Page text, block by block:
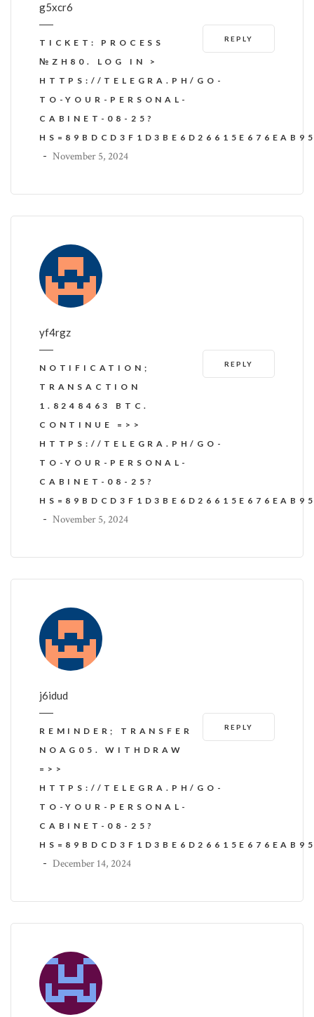
g5xcr6
REPLY
TICKET: PROCESS
№ZH80. LOG IN >
HTTPS://TELEGRA.PH/GO-
TO-YOUR-PERSONAL-
CABINET-08-25?
- November 5, 2024
yf4rgz
REPLY
NOTIFICATION;
TRANSACTION
1.8248463 BTC.
CONTINUE =>>
HTTPS://TELEGRA.PH/GO-
TO-YOUR-PERSONAL-
CABINET-08-25?
- November 5, 2024
j6idud
REPLY
REMINDER; TRANSFER
NOAG05. WITHDRAW
=>>
HTTPS://TELEGRA.PH/GO-
TO-YOUR-PERSONAL-
CABINET-08-25?
- December 14, 2024